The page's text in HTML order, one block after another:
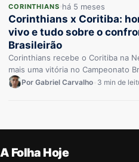
CORINTHIANS há 5 meses
Corinthians x Coritiba:
vivo e tudo sobre o
Brasileirão
Corinthians recebe o Coritiba na
mais uma vitória no Campeonato
Por Gabriel Carvalho 3 min de
A Folha Hoje